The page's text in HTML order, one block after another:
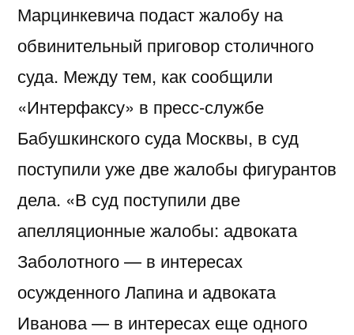
Марцинкевича подаст жалобу на
обвинительный приговор столичного
суда. Между тем, как сообщили
«Интерфаксу» в пресс-службе
Бабушкинского суда Москвы, в суд
поступили уже две жалобы фигурантов
дела. «В суд поступили две
апелляционные жалобы: адвоката
Заболотного — в интересах
осужденного Лапина и адвоката
Иванова — в интересах еще одного